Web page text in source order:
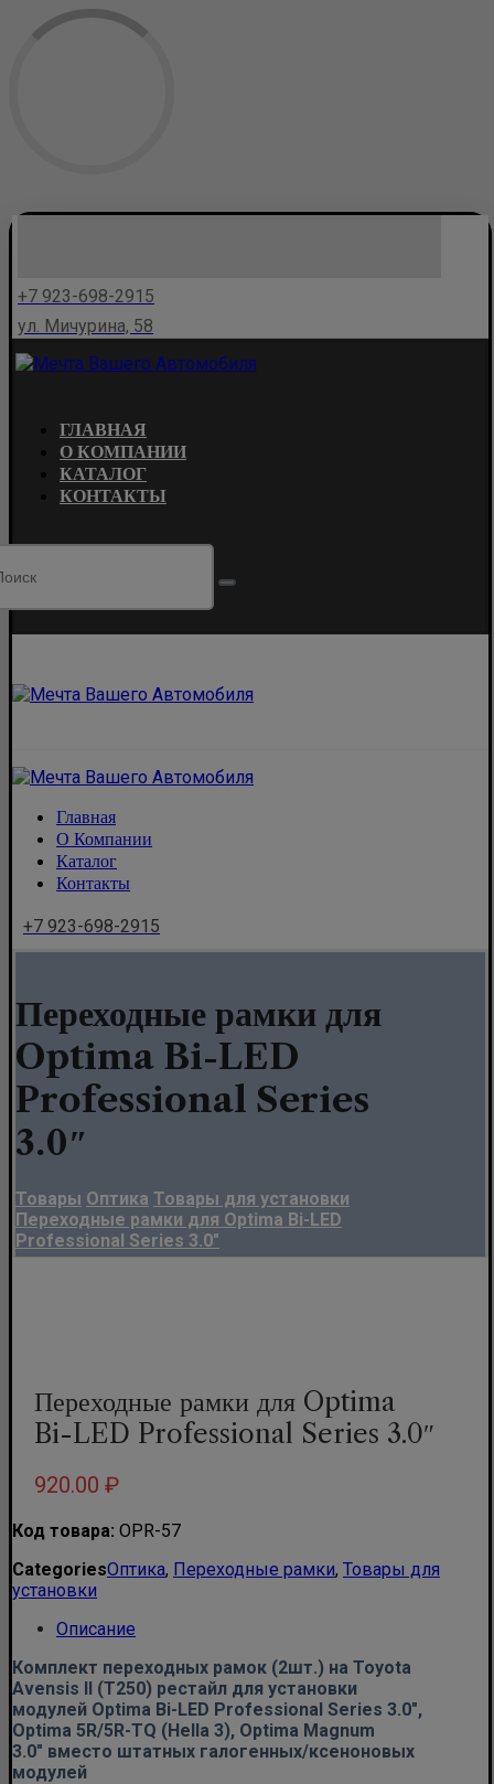
+7 923-698-2915
ул. Мичурина, 58
ГЛАВНАЯ
О КОМПАНИИ
КАТАЛОГ
КОНТАКТЫ
Главная
О Компании
Каталог
Контакты
+7 923-698-2915
Переходные рамки для
Optima Bi-LED
Professional Series
3.0″
Товары Оптика Товары для установки
Переходные рамки для Optima Bi-LED
Professional Series 3.0"
Переходные рамки для Optima
Bi-LED Professional Series 3.0″
920.00 ₽
Код товара: OPR-57
CategoriesОптика, Переходные рамки, Товары для
установки
Описание
Комплект переходных рамок (2шт.) на Toyota
Avensis II (T250) рестайл для установки
модулей Optima Bi-LED Professional Series 3.0″,
Optima 5R/5R-TQ (Hella 3), Optima Magnum
3.0″ вместо штатных галогенных/ксеноновых
модулей